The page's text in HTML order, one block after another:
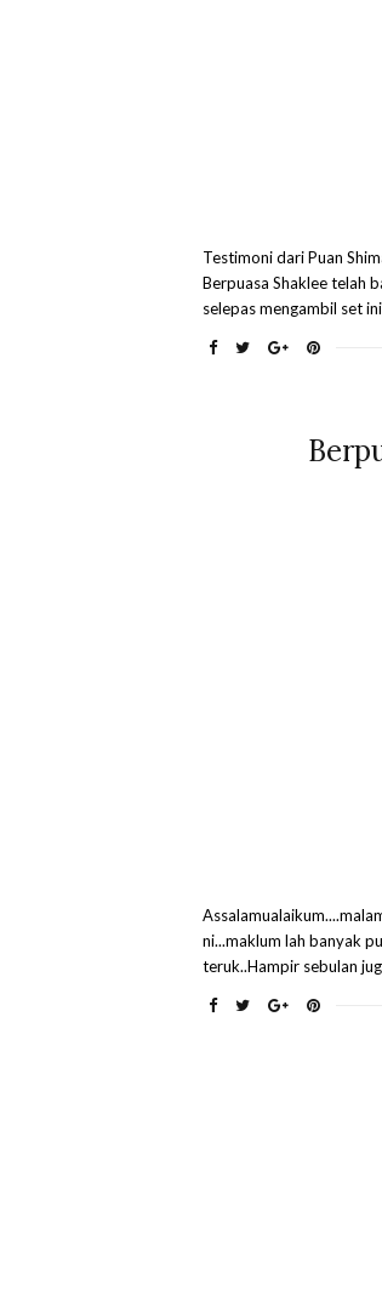
Testimoni dari Puan
Berpuasa Shaklee telah
selepas mengambil set
ni...maklum lah banyak
teruk..Hampir sebulan